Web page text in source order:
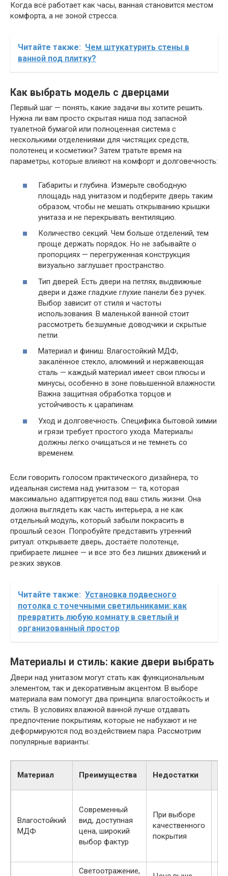
Когда всё работает как часы, ванная становится местом
комфорта, а не зоной стресса.
Читайте также: Чем штукатурить стены в
ванной под плитку?
Как выбрать модель с дверцами
Первый шаг — понять, какие задачи вы хотите решить.
Нужна ли вам просто скрытая ниша под запасной
туалетной бумагой или полноценная система с
несколькими отделениями для чистящих средств,
полотенец и косметики? Затем тратьте время на
параметры, которые влияют на комфорт и долговечность:
Габариты и глубина. Измерьте свободную
площадь над унитазом и подберите дверь таким
образом, чтобы не мешать открыванию крышки
унитаза и не перекрывать вентиляцию.
Количество секций. Чем больше отделений, тем
проще держать порядок. Но не забывайте о
пропорциях — перегруженная конструкция
визуально заглушает пространство.
Тип дверей. Есть двери на петлях, выдвижные
двери и даже гладкие глухие панели без ручек.
Выбор зависит от стиля и частоты
использования. В маленькой ванной стоит
рассмотреть безшумные доводчики и скрытые
петли.
Материал и финиш. Влагостойкий МДФ,
закалённое стекло, алюминий и нержавеющая
сталь — каждый материал имеет свои плюсы и
минусы, особенно в зоне повышенной влажности.
Важна защитная обработка торцов и
устойчивость к царапинам.
Уход и долговечность. Специфика бытовой химии
и грязи требует простого ухода. Материалы
должны легко очищаться и не темнеть со
временем.
Если говорить голосом практического дизайнера, то
идеальная система над унитазом — та, которая
максимально адаптируется под ваш стиль жизни. Она
должна выглядеть как часть интерьера, а не как
отдельный модуль, который забыли покрасить в
прошлый сезон. Попробуйте представить утренний
ритуал: открываете дверь, достаёте полотенце,
прибираете лишнее — и все это без лишних движений и
резких звуков.
Читайте также: Установка подвесного
потолка с точечными светильниками: как
превратить любую комнату в светлый и
организованный простор
Материалы и стиль: какие двери выбрать
Двери над унитазом могут стать как функциональным
элементом, так и декоративным акцентом. В выборе
материала вам помогут два принципа: влагостойкость и
стиль. В условиях влажной ванной лучше отдавать
предпочтение покрытиям, которые не набухают и не
деформируются под воздействием пара. Рассмотрим
популярные варианты:
Материал Преимущества Недостатки
Влагостойкий
МДФ
Современный
вид, доступная
цена, широкий
выбор фактур
При выборе
качественного
покрытия
Светоотражение,